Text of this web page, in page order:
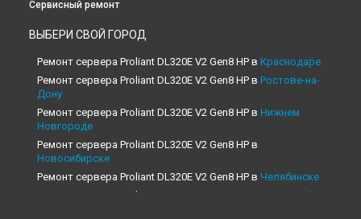
Сервисный ремонт
ВЫБЕРИ СВОЙ ГОРОД
Ремонт сервера Proliant DL320E V2 Gen8 HP в Краснодаре
Ремонт сервера Proliant DL320E V2 Gen8 HP в Ростове-на-
Дону
Ремонт сервера Proliant DL320E V2 Gen8 HP в Нижнем
Новгороде
Ремонт сервера Proliant DL320E V2 Gen8 HP в
Новосибирске
Ремонт сервера Proliant DL320E V2 Gen8 HP в Челябинске
Ремонт сервера Proliant DL320E V2 Gen8 HP в
Екатеринбурге